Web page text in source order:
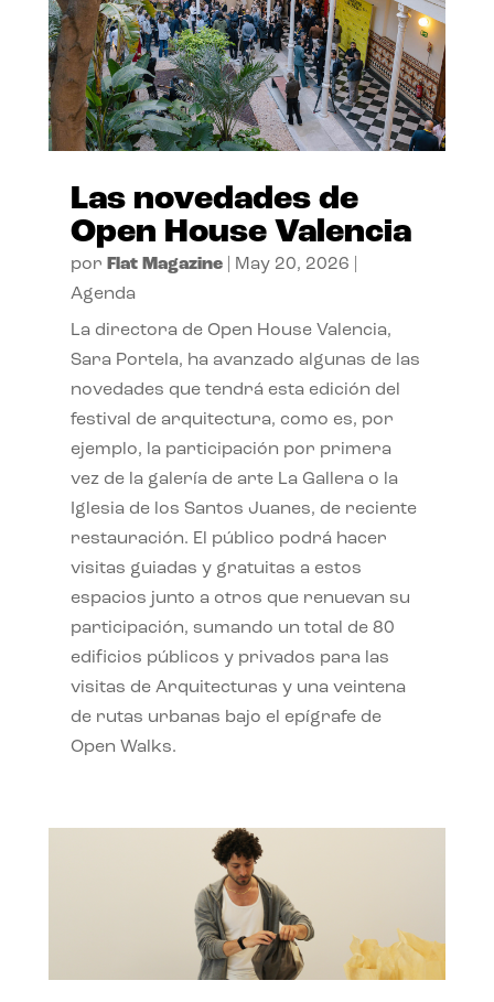
Las novedades de
Open House Valencia
por Flat Magazine| May 20, 2026
Agenda
La directora de Open House Valencia,
Sara Portela, ha avanzado algunas de las
novedades que tendrá esta edición del
festival de arquitectura, como es, por
ejemplo, la participación por primera
vez de la galería de arte La Gallera o la
Iglesia de los Santos Juanes, de reciente
restauración. El público podrá hacer
visitas guiadas y gratuitas a estos
espacios junto a otros que renuevan su
participación, sumando un total de 80
edificios públicos y privados para las
visitas de Arquitecturas y una veintena
de rutas urbanas bajo el epígrafe de
Open Walks.